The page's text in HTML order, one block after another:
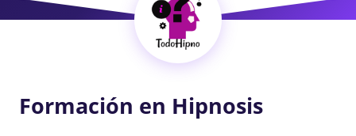
Formación en Hipnosis